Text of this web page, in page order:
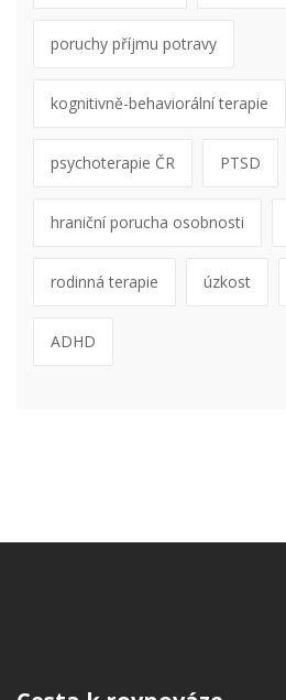
poruchy příjmu potravy
kognitivně-behaviorální terapie
psychoterapie ČR PTSD
hraniční porucha osobnosti
rodinná terapie úzkost
ADHD